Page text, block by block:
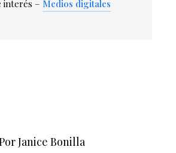
interés – Medios digitales
Janice Bonilla